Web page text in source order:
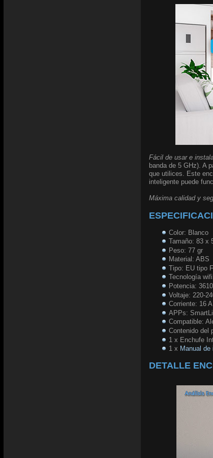
Fácil de usar e
banda de 5 GHz). A
que utilices. Este
inteligente puede
Máxima calidad y
Color: Blanco
Tamaño: 83 x
Peso: 77 gr
Material: ABS
Tipo: EU tipo F
Tecnología
Potencia:
Voltaje: 220-
Corriente: 16 A
APPs:
Compatible:
Contenido del
1 x Enchufe
1 x Manual
DETALLE